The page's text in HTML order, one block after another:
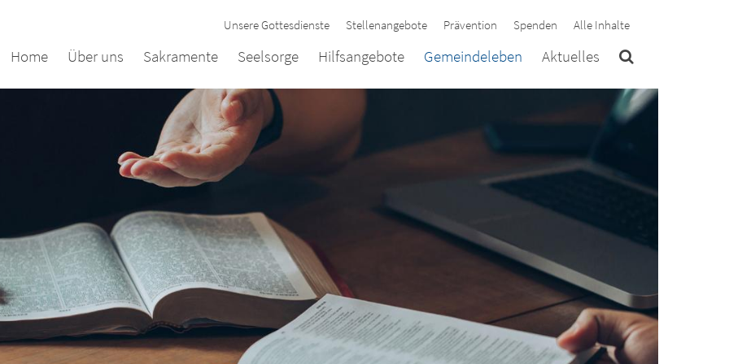
Unsere Gottesdienste Stellenangebote Prävention Spenden Alle Inhalte
Home Über uns Sakramente Seelsorge Hilfsangebote Gemeindeleben Aktuelles